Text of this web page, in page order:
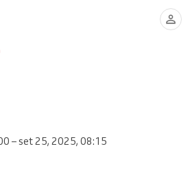
– set 25, 2025, 08:15